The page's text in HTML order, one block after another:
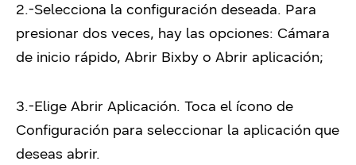
2.-Selecciona la configuración deseada. Para
presionar dos veces, hay las opciones: Cámara
de inicio rápido, Abrir Bixby o Abrir aplicación;
3.-Elige Abrir Aplicación. Toca el ícono de
Configuración para seleccionar la aplicación que
deseas abrir.